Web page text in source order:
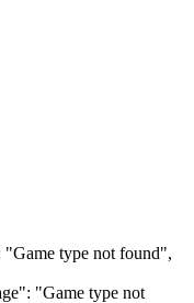
type not found",
"Game type not